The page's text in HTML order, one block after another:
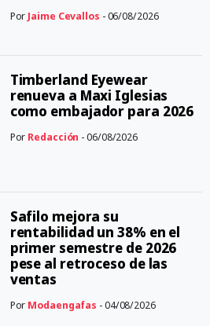
Por Jaime Cevallos - 06/08/2026
Timberland Eyewear
renueva a Maxi Iglesias
como embajador para 2026
Por Redacción - 06/08/2026
Safilo mejora su
rentabilidad un 38% en el
primer semestre de 2026
pese al retroceso de las
ventas
Por Modaengafas - 04/08/2026